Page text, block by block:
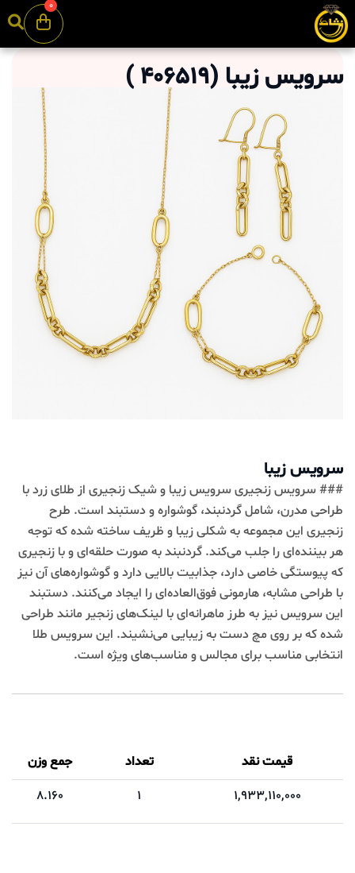
سرویس زیبا(
406519
)
سرویس زیبا
### سرویس زنجیری سرویس زیبا و شیک زنجیری از طلای زرد با
طراحی مدرن، شامل گردنبند، گوشواره و دستبند است. طرح
زنجیری این مجموعه به شکلی زیبا و ظریف ساخته شده که توجه
هر بیننده‌ای را جلب می‌کند. گردنبند به صورت حلقه‌ای و با زنجیری
که پیوستگی خاصی دارد، جذابیت بالایی دارد و گوشواره‌های آن نیز
با طراحی مشابه، هارمونی فوق‌العاده‌ای را ایجاد می‌کنند. دستبند
این سرویس نیز به طرز ماهرانه‌ای با لینک‌های زنجیر مانند طراحی
شده که بر روی مچ دست به زیبایی می‌نشیند. این سرویس طلا
انتخابی مناسب برای مجالس و مناسب‌های ویژه است.
قیمت نقد تعداد
جمع وزن
1,933,110,000
8.160